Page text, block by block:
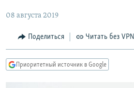
Вернутся
Вернутся
МНЕНИЯ
КУЛЬТУРА
КАВКАЗ.РЕАЛИИ
08 августа 2019
Поделиться Читать без VPN
Приоритетный источник в Google